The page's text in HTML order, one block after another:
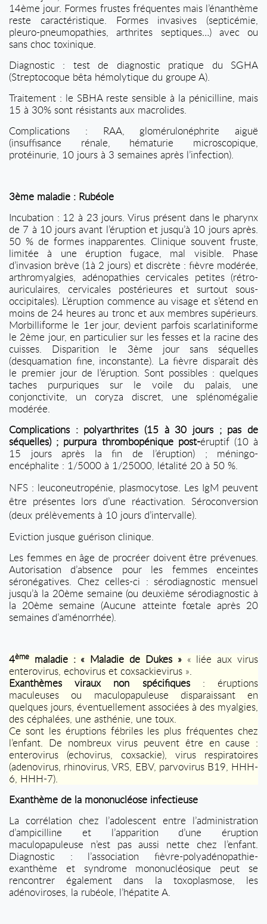
14ème jour. Formes frustes fréquentes mais l’énanthème
reste caractéristique. Formes invasives (septicémie,
pleuro-pneumopathies, arthrites septiques…) avec ou
sans choc toxinique.
Diagnostic : test de diagnostic pratique du SGHA
(Streptocoque bêta hémolytique du groupe A).
Traitement : le SBHA reste sensible à la pénicilline, mais
15 à 30% sont résistants aux macrolides.
Complications : RAA, glomérulonéphrite aiguë
(insuffisance rénale, hématurie microscopique,
protéinurie, 10 jours à 3 semaines après l’infection).
3ème maladie : Rubéole
Incubation : 12 à 23 jours. Virus présent dans le pharynx
de 7 à 10 jours avant l’éruption et jusqu’à 10 jours après.
50 % de formes inapparentes. Clinique souvent fruste,
limitée à une éruption fugace, mal visible. Phase
d’invasion brève (1à 2 jours) et discrète : fièvre modérée,
arthromyalgies, adénopathies cervicales petites (rétro-
auriculaires, cervicales postérieures et surtout sous-
occipitales). L’éruption commence au visage et s’étend en
moins de 24 heures au tronc et aux membres supérieurs.
Morbilliforme le 1er jour, devient parfois scarlatiniforme
le 2ème jour, en particulier sur les fesses et la racine des
cuisses. Disparition le 3ème jour sans séquelles
(desquamation fine, inconstante). La fièvre disparaît dès
le premier jour de l’éruption. Sont possibles : quelques
taches purpuriques sur le voile du palais, une
conjonctivite, un coryza discret, une splénomégalie
modérée.
Complications : polyarthrites (15 à 30 jours ; pas de
séquelles) ; purpura thrombopénique post-éruptif (10 à
15 jours après la fin de l’éruption) ; méningo-
encéphalite : 1/5000 à 1/25000, létalité 20 à 50 %.
NFS : leuconeutropénie, plasmocytose. Les IgM peuvent
être présentes lors d’une réactivation. Séroconversion
(deux prélèvements à 10 jours d’intervalle).
Eviction jusque guérison clinique.
Les femmes en âge de procréer doivent être prévenues.
Autorisation d’absence pour les femmes enceintes
séronégatives. Chez celles-ci : sérodiagnostic mensuel
jusqu’à la 20ème semaine (ou deuxième sérodiagnostic à
la 20ème semaine (Aucune atteinte fœtale après 20
semaines d’aménorrhée).
4ème maladie : « Maladie de Dukes »« liée aux virus
enterovirus, echovirus et coxsackievirus ».
Exanthèmes viraux non spécifiques: éruptions
maculeuses ou maculopapuleuse disparaissant en
quelques jours, éventuellement associées à des myalgies,
des céphalées, une asthénie, une toux.
Ce sont les éruptions fébriles les plus fréquentes chez
l’enfant. De nombreux virus peuvent être en cause :
enterovirus (echovirus, coxsackie), virus respiratoires
(adenovirus, rhinovirus, VRS, EBV, parvovirus B19, HHH-
6, HHH-7).
Exanthème de la mononucléose infectieuse
La corrélation chez l’adolescent entre l’administration
d’ampicilline et l’apparition d’une éruption
maculopapuleuse n’est pas aussi nette chez l’enfant.
Diagnostic : l’association fièvre-polyadénopathie-
exanthème et syndrome mononucléosique peut se
rencontrer également dans la toxoplasmose, les
adénoviroses, la rubéole, l’hépatite A.